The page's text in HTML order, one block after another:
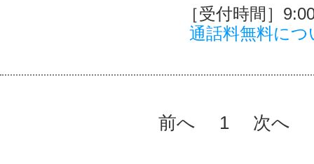
［受付時間］
通話料無料につ
前へ 1 次へ